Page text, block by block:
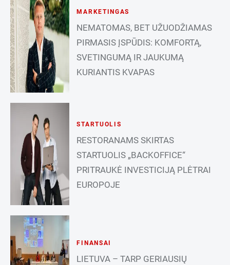
MARKETINGAS
NEMATOMAS, BET UŽUODŽIAMAS
PIRMASIS ĮSPŪDIS: KOMFORTĄ,
SVETINGUMĄ IR JAUKUMĄ
KURIANTIS KVAPAS
STARTUOLIS
RESTORANAMS SKIRTAS
STARTUOLIS „BACKOFFICE“
PRITRAUKĖ INVESTICIJĄ PLĖTRAI
EUROPOJE
FINANSAI
LIETUVA – TARP GERIAUSIŲ